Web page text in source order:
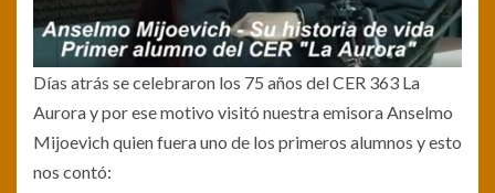
Días atrás se celebraron los 75 años del CER 363 La
Aurora y por ese motivo visitó nuestra emisora Anselmo
Mijoevich quien fuera uno de los primeros alumnos y esto
nos contó: